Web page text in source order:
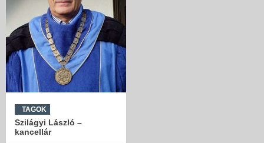
TAGOK
Szilágyi László –
kancellár